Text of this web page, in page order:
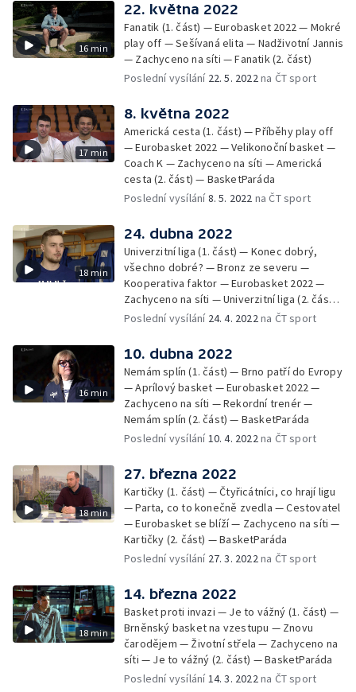
16 min
22. května 2022
Fanatik (1. část) — Eurobasket 2022 — Mokré
play off — Sešívaná elita — Nadživotní Jannis
— Zachyceno na síti — Fanatik (2. část)
Poslední vysílání 22. 5. 2022na ČT sport
17 min
8. května 2022
Americká cesta (1. část) — Příběhy play off
— Eurobasket 2022 — Velikonoční basket —
Coach K — Zachyceno na síti — Americká
cesta (2. část) — BasketParáda
Poslední vysílání8. 5. 2022 na ČT sport
18 min
24. dubna 2022
Univerzitní liga (1. část) — Konec dobrý,
všechno dobré? — Bronz ze severu —
Kooperativa faktor — Eurobasket 2022 —
Zachyceno na síti — Univerzitní liga (2. část)
— BasketParáda
Poslední vysílání 24. 4. 2022na ČT sport
16 min
10. dubna 2022
Nemám splín (1. část) — Brno patří do Evropy
— Aprílový basket — Eurobasket 2022 —
Zachyceno na síti — Rekordní trenér —
Nemám splín (2. část) — BasketParáda
Poslední vysílání10. 4. 2022na ČT sport
18 min
27. března 2022
Kartičky (1. část) — Čtyřicátníci, co hrají ligu
— Parta, co to konečně zvedla — Cestovatel
— Eurobasket se blíží — Zachyceno na síti —
Kartičky (2. část) — BasketParáda
Poslední vysílání 27. 3. 2022na ČT sport
18 min
14. března 2022
Basket proti invazi — Je to vážný (1. část) —
Brněnský basket na vzestupu — Znovu
čarodějem — Životní střela — Zachyceno na
síti — Je to vážný (2. část) — BasketParáda
Poslední vysílání14. 3. 2022na ČT sport